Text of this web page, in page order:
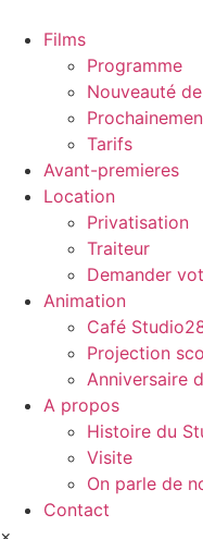
Films
Programme
Nouveauté
Tarifs
Avant-premieres
Location
Privatisation
Traiteur
Demander
Animation
Café
Projection
Anniversaire
A propos
Histoire du
Visite
On parle de
Contact